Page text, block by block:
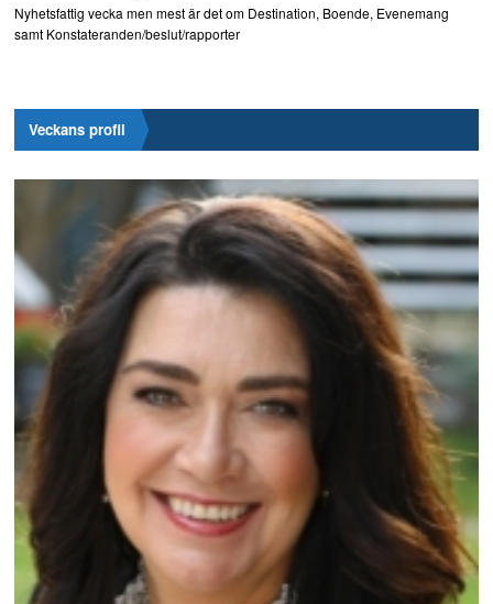
Nyhetsfattig vecka men mest är det om Destination, Boende, Evenemang
samt Konstateranden/beslut/rapporter
Veckans profil